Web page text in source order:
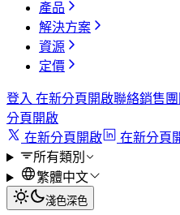
產品
解決方案
資源
定價
登入 在新分頁開啟聯絡銷售
分頁開啟
在新分頁開啟
在新分頁
所有類別
繁體中文
淺色深色